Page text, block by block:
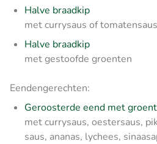
Halve braadkip
met currysaus of tomatensaus
Halve braadkip
met gestoofde groenten
Eendengerechten:
Geroosterde eend met
met currysaus, oestersaus,
saus, ananas, lychees,